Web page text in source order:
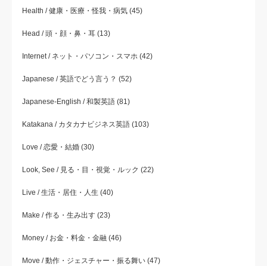
Health / 健康・医療・怪我・病気 (45)
Head / 頭・顔・鼻・耳 (13)
Internet / ネット・パソコン・スマホ (42)
Japanese / 英語でどう言う？ (52)
Japanese-English / 和製英語 (81)
Katakana / カタカナビジネス英語 (103)
Love / 恋愛・結婚 (30)
Look, See / 見る・目・視覚・ルック (22)
Live / 生活・居住・人生 (40)
Make / 作る・生み出す (23)
Money / お金・料金・金融 (46)
Move / 動作・ジェスチャー・振る舞い (47)